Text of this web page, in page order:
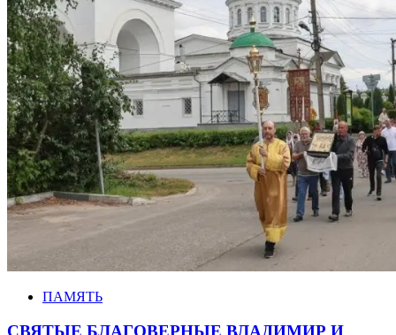
ПАМЯТЬ
СВЯТЫЕ БЛАГОВЕРНЫЕ ВЛАДИМИР И